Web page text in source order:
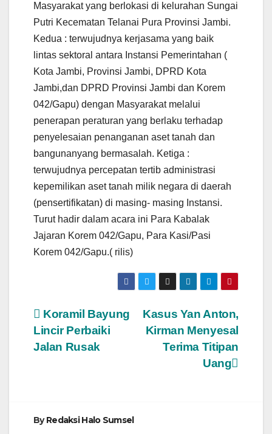
Masyarakat yang berlokasi di kelurahan Sungai
Putri Kecematan Telanai Pura Provinsi Jambi.
Kedua : terwujudnya kerjasama yang baik
lintas sektoral antara Instansi Pemerintahan (
Kota Jambi, Provinsi Jambi, DPRD Kota
Jambi,dan DPRD Provinsi Jambi dan Korem
042/Gapu) dengan Masyarakat melalui
penerapan peraturan yang berlaku terhadap
penyelesaian penanganan aset tanah dan
bangunanyang bermasalah. Ketiga :
terwujudnya percepatan tertib administrasi
kepemilikan aset tanah milik negara di daerah
(pensertifikatan) di masing- masing Instansi.
Turut hadir dalam acara ini Para Kabalak
Jajaran Korem 042/Gapu, Para Kasi/Pasi
Korem 042/Gapu.( rilis)
Navigasi
pos
Kasus Yan Anton,
Kirman Menyesal
Terima Titipan
Uang
Koramil Bayung
Lincir Perbaiki
Jalan Rusak
ByRedaksi Halo Sumsel